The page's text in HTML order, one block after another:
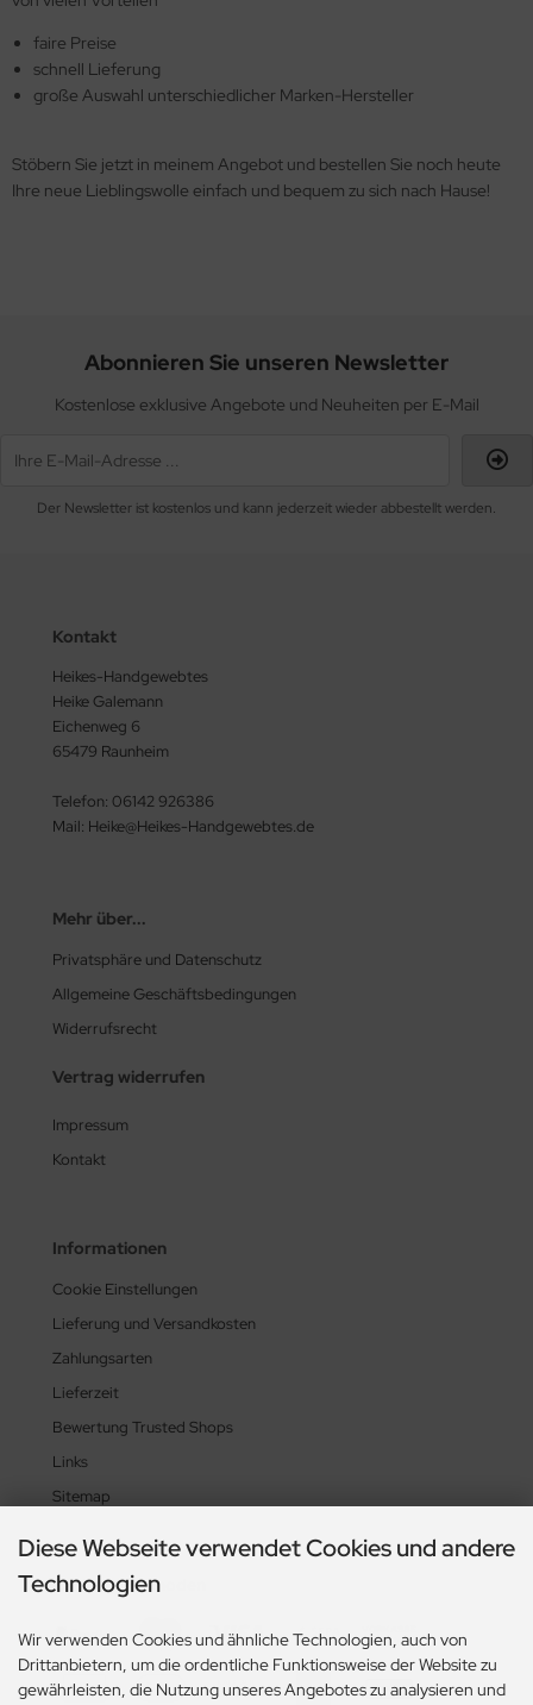
faire Preise
schnell Lieferung
große Auswahl unterschiedlicher Marken-Hersteller
Stöbern Sie jetzt in meinem Angebot und bestellen Sie noch heute
Ihre neue Lieblingswolle einfach und bequem zu sich nach Hause!
Abonnieren Sie unseren Newsletter
Kostenlose exklusive Angebote und Neuheiten per E-Mail
Der Newsletter ist kostenlos und kann jederzeit wieder abbestellt werden.
Kontakt
Heikes-Handgewebtes
Heike Galemann
Eichenweg 6
65479 Raunheim
Telefon: 06142 926386
Mail: Heike@Heikes-Handgewebtes.de
Mehr über...
Privatsphäre und Datenschutz
Allgemeine Geschäftsbedingungen
Widerrufsrecht
Vertrag widerrufen
Impressum
Kontakt
Informationen
Cookie Einstellungen
Lieferung und Versandkosten
Zahlungsarten
Lieferzeit
Bewertung Trusted Shops
Links
Sitemap
Zahlungsmethoden
Diese Webseite verwendet Cookies und andere
Technologien
Wir verwenden Cookies und ähnliche Technologien, auch von
Drittanbietern, um die ordentliche Funktionsweise der Website zu
gewährleisten, die Nutzung unseres Angebotes zu analysieren und